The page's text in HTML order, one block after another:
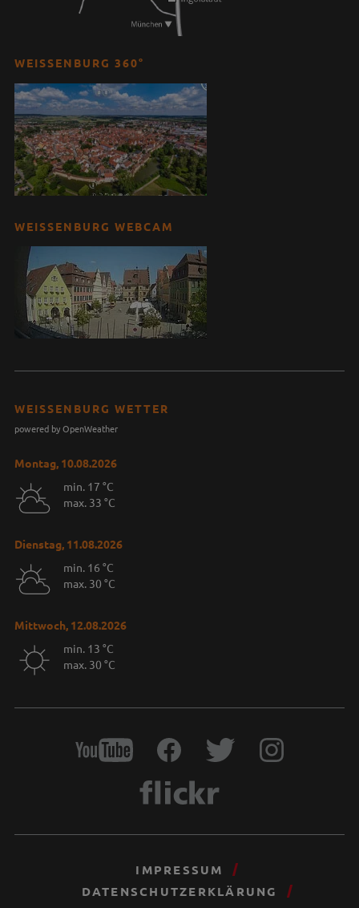
WEISSENBURG 360°
WEISSENBURG WEBCAM
WEISSENBURG WETTER
powered by OpenWeather
Montag, 10.08.2026
min. 17 °C
max. 33 °C
Dienstag, 11.08.2026
min. 16 °C
max. 30 °C
Mittwoch, 12.08.2026
min. 13 °C
max. 30 °C
IMPRESSUM
DATENSCHUTZERKLÄRUNG